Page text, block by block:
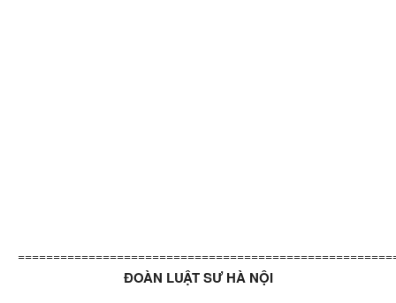
ĐOÀN LUẬT SƯ HÀ NỘI